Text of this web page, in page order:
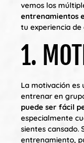
vemos los
entrenamientos
tu experiencia
1.
La motivación es
entrenar en
puede ser fácil
especialmente
sientes cansado.
entrenamiento,